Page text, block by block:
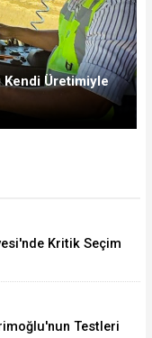
Kendi Üretimiyle
Kritik Seçim
Testleri